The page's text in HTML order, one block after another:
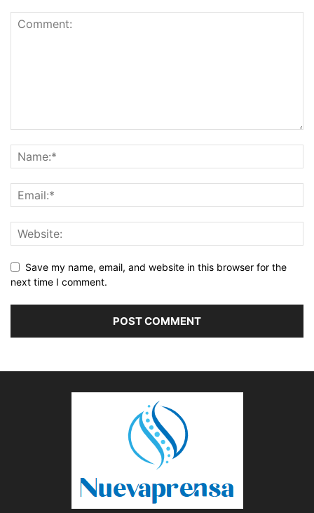
Save my name, email, and website in this browser for the
next time I comment.